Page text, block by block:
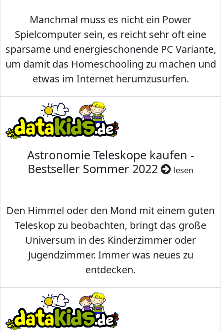
Manchmal muss es nicht ein Power
Spielcomputer sein, es reicht sehr oft eine
sparsame und energieschonende PC Variante,
um damit das Homeschooling zu machen und
etwas im Internet herumzusurfen.
Astronomie Teleskope kaufen -
Bestseller Sommer 2022
lesen
Den Himmel oder den Mond mit einem guten
Teleskop zu beobachten, bringt das große
Universum in des Kinderzimmer oder
Jugendzimmer. Immer was neues zu
entdecken.